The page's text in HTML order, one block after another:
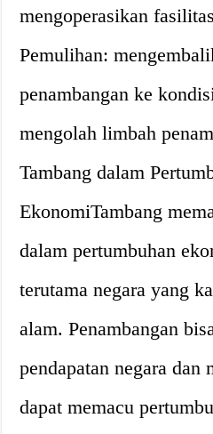
mengoperasikan
Pemulihan:
penambangan ke
mengolah limbah
Tambang dalam
EkonomiTambang
dalam pertumbuhan
terutama negara yang
alam. Penambangan
pendapatan negara dan
dapat memacu